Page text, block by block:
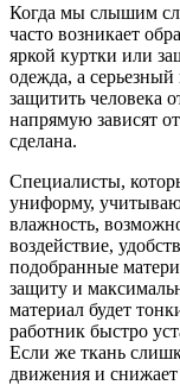
Когда мы слышим
часто возникает
яркой куртки или
одежда, а
защитить человека
напрямую зависят
сделана.
Специалисты,
униформу,
влажность,
воздействие,
подобранные
защиту и
материал будет
работник быстро
Если же ткань
движения и снижает